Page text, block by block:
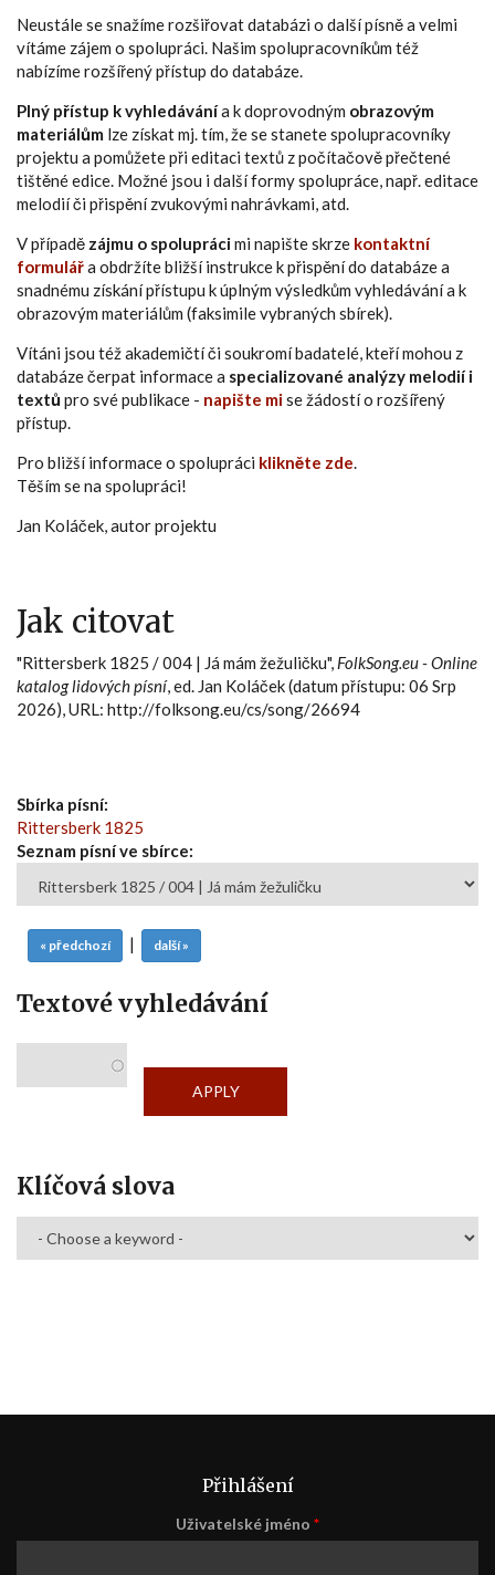
Neustále se snažíme rozšiřovat databázi o další písně a velmi
vítáme zájem o spolupráci. Našim spolupracovníkům též
nabízíme rozšířený přístup do databáze.
Plný přístup k vyhledávánía k doprovodným obrazovým
materiálům lze získat mj. tím, že se stanete spolupracovníky
projektu a pomůžete při editaci textů z počítačově přečtené
tištěné edice. Možné jsou i další formy spolupráce, např. editace
melodií či přispění zvukovými nahrávkami, atd.
V případě zájmu o spoluprácimi napište skrze kontaktní
formulářa obdržíte bližší instrukce k přispění do databáze a
snadnému získání přístupu k úplným výsledkům vyhledávání a k
obrazovým materiálům (faksimile vybraných sbírek).
Vítáni jsou též akademičtí či soukromí badatelé, kteří mohou z
databáze čerpat informace a specializované analýzy melodií i
textůpro své publikace - napište mise žádostí o rozšířený
přístup.
Pro bližší informace o spolupráci klikněte zde.
Těším se na spolupráci!
Jan Koláček, autor projektu
Jak citovat
"Rittersberk 1825 / 004 | Já mám žežuličku", FolkSong.eu - Online
katalog lidových písní, ed. Jan Koláček (datum přístupu: 06 Srp
2026), URL: http://folksong.eu/cs/song/26694
Sbírka písní:
Rittersberk 1825
Seznam písní ve sbírce:
« předchozí | další »
Textové vyhledávání
Klíčová slova
Přihlášení
Uživatelské jméno *